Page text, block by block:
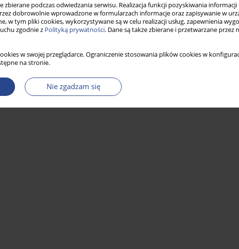
zbierane podczas odwiedzania serwisu. Realizacja funkcji pozyskiwania
dobrowolnie wprowadzone w formularzach informacje oraz zapisywanie w
w tym pliki cookies, wykorzystywane są w celu realizacji usług, zapewnienia
zgodnie z Polityką prywatności. Dane są także zbierane i przetwarzane przez
w swojej przeglądarce. Ograniczenie stosowania plików cookies w
na stronie.
Nie zgadzam się